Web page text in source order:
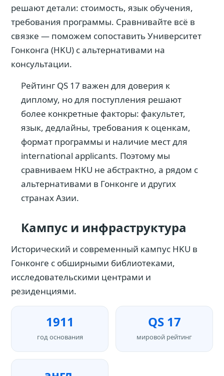
решают детали: стоимость, язык обучения,
требования программы. Сравнивайте всё в
связке — поможем сопоставить Университет
Гонконга (HKU) с альтернативами на
консультации.
Рейтинг QS 17 важен для доверия к
диплому, но для поступления решают
более конкретные факторы: факультет,
язык, дедлайны, требования к оценкам,
формат программы и наличие мест для
international applicants. Поэтому мы
сравниваем HKU не абстрактно, а рядом с
альтернативами в Гонконге и других
странах Азии.
Кампус и инфраструктура
Исторический и современный кампус HKU в
Гонконге с обширными библиотеками,
исследовательскими центрами и
резиденциями.
1911
год основания
QS 17
мировой рейтинг